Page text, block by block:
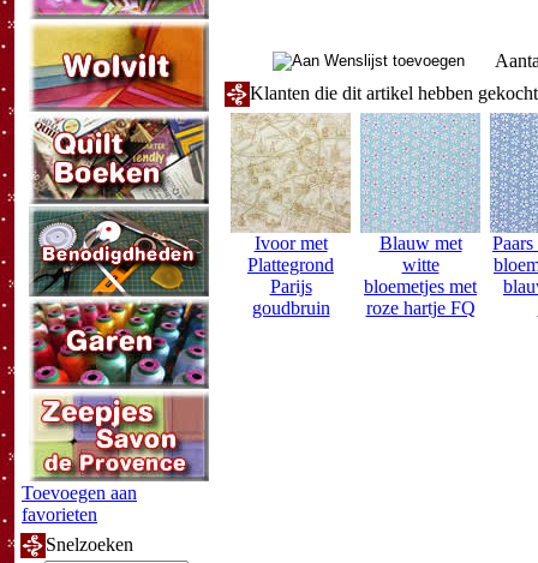
Toevoegen aan
favorieten
Snelzoeken
Klanten die dit artikel hebben
Ivoor met
Plattegrond
Parijs
goudbruin
Blauw met
witte
bloemetjes met
roze hartje FQ